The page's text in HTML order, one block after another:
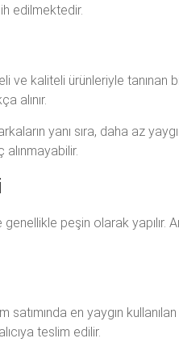
edilmektedir.
ve kaliteli ürünleriyle tanınan
alınır.
yanı sıra, daha az
alınmayabilir.
genellikle peşin olarak
satımında en yaygın
teslim edilir.